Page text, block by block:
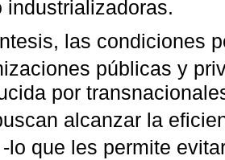
industrializadoras.
las condiciones
públicas y
por
alcanzar la
lo que les permite